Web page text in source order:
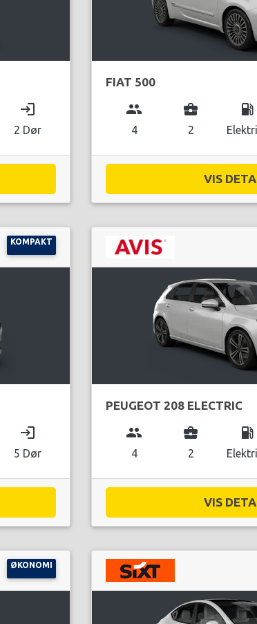
login
2 Dør
FIAT 500
group
4
business_center
2
local_gas_station
VIS
KOMPAKT
login
5 Dør
PEUGEOT 208 ELECTRIC
group
4
business_center
2
local_gas_station
VIS
ØKONOMI